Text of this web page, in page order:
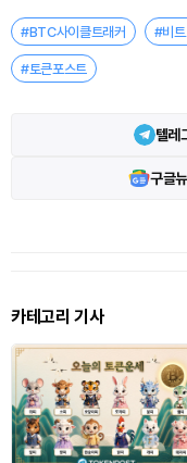
#BTC사이클트래커 #비
#토큰포스트
텔레
구글
카테고리 기사